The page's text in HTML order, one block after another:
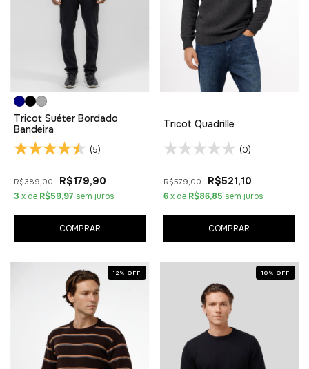
Tricot Suéter Bordado
Bandeira
(5)
R$389,00 R$179,90
3 x de R$59,97 sem juros
COMPRAR
Tricot Quadrille
(0)
R$579,00 R$521,10
6 x de R$86,85 sem juros
COMPRAR
12 % OFF 10 % OFF